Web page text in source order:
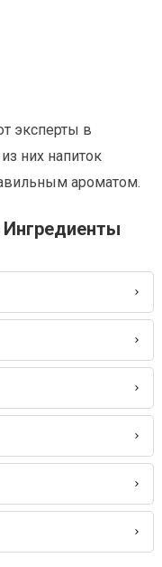
эксперты в
них напиток
ароматом.